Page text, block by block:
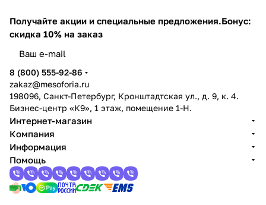
Получайте акции и специальные предложения.Бонус:
скидка 10% на заказ
8 (800) 555-92-86
zakaz@mesoforia.ru
198096, Санкт-Петербург, Кронштадтская ул., д. 9, к. 4.
Бизнес-центр «К9», 1 этаж, помещение 1-Н.
Интернет-магазин
Компания
Информация
Помощь